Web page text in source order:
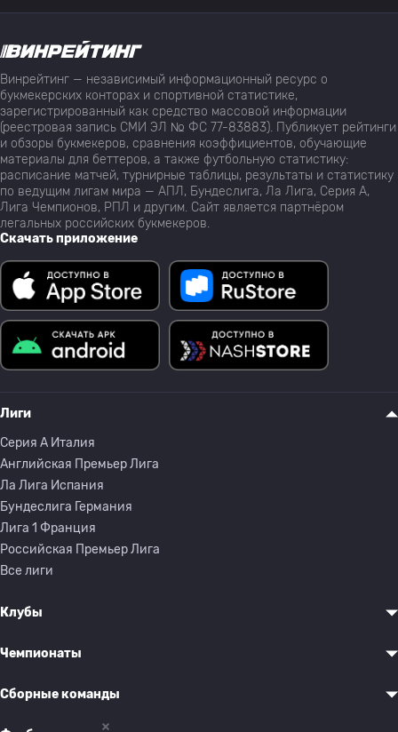
Винрейтинг — независимый информационный ресурс о
букмекерских конторах и спортивной статистике,
зарегистрированный как средство массовой информации
(реестровая запись СМИ ЭЛ № ФС 77-83883). Публикует рейтинги
и обзоры букмекеров, сравнения коэффициентов, обучающие
материалы для беттеров, а также футбольную статистику:
расписание матчей, турнирные таблицы, результаты и статистику
по ведущим лигам мира — АПЛ, Бундеслига, Ла Лига, Серия А,
Лига Чемпионов, РПЛ и другим. Сайт является партнёром
легальных российских букмекеров.
Скачать приложение
Лиги
Серия A Италия
Английская Премьер Лига
Ла Лига Испания
Бундеслига Германия
Лига 1 Франция
Российская Премьер Лига
Все лиги
Клубы
Чемпионаты
Сборные команды